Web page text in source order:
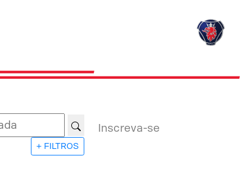
+ FILTROS
Inscreva-se